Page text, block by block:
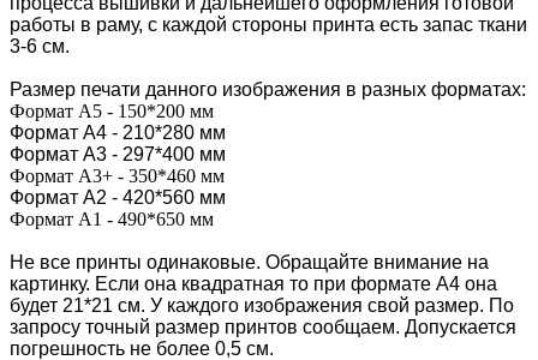
работы в раму, с каждой стороны принта есть запас ткани
3-6 см.
Размер печати данного изображения в разных форматах:
Формат А5 - 150*200 мм
Формат А4 - 210*280 мм
Формат А3 - 297*400 мм
Формат А3+ - 350*460 мм
Формат А2 - 420*560 мм
Формат А1 - 490*650 мм
Не все принты одинаковые. Обращайте внимание на
картинку. Если она квадратная то при формате А4 она
будет 21*21 см. У каждого изображения свой размер. По
запросу точный размер принтов сообщаем. Допускается
погрешность не более 0,5 см.